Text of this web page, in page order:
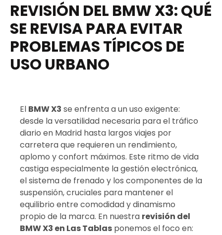
REVISIÓN DEL BMW X3: QUÉ
SE REVISA PARA EVITAR
PROBLEMAS TÍPICOS DE
USO URBANO
El BMW X3 se enfrenta a un uso exigente:
desde la versatilidad necesaria para el tráfico
diario en Madrid hasta largos viajes por
carretera que requieren un rendimiento,
aplomo y confort máximos. Este ritmo de vida
castiga especialmente la gestión electrónica,
el sistema de frenado y los componentes de la
suspensión, cruciales para mantener el
equilibrio entre comodidad y dinamismo
propio de la marca. En nuestra revisión del
BMW X3 en Las Tablas ponemos el foco en: